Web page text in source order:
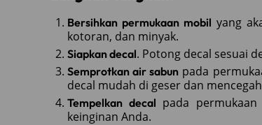
Bersihkan permukaan mobil yang
kotoran, dan minyak.
Siapkan decal. Potong decal sesuai
Semprotkan air sabun pada
decal mudah di geser dan
Tempelkan decal pada
keinginan Anda.